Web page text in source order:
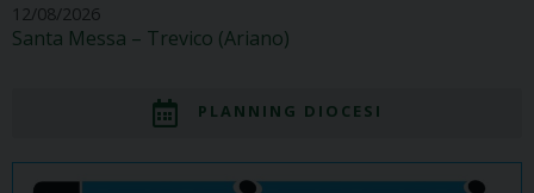
12/08/2026
Santa Messa – Trevico (Ariano)
PLANNING DIOCESI